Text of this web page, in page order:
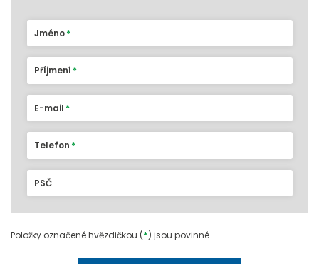
Jméno
Příjmení
E-mail
Telefon
PSČ
Položky označené hvězdičkou (*) jsou povinné